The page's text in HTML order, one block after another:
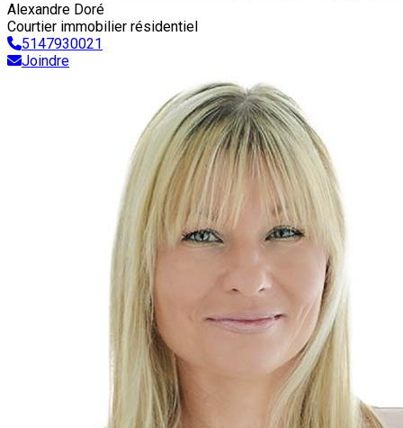
Alexandre Doré
Courtier immobilier résidentiel
5147930021
Joindre